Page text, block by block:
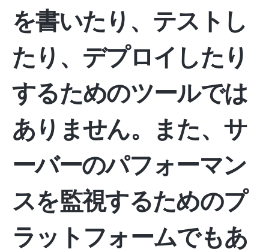
を書いたり、テストし
たり、デプロイしたり
するためのツールでは
ありません。また、サ
ーバーのパフォーマン
スを監視するためのプ
ラットフォームでもあ